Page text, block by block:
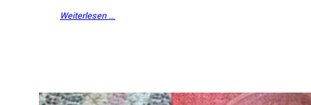
Weiterlesen …